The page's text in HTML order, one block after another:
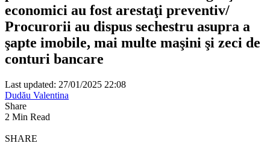
economici au fost arestaţi preventiv/
Procurorii au dispus sechestru asupra a
şapte imobile, mai multe maşini şi zeci de
conturi bancare
Last updated: 27/01/2025 22:08
Dudău Valentina
Share
2 Min Read
SHARE